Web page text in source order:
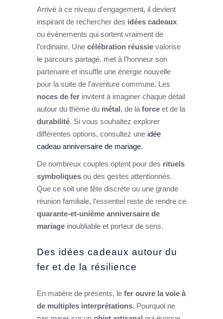
Arrivé à ce niveau d’engagement, il devient
inspirant de rechercher des idées cadeaux
ou évènements qui sortent vraiment de
l’ordinaire. Une célébration réussie valorise
le parcours partagé, met à l’honneur son
partenaire et insuffle une énergie nouvelle
pour la suite de l’aventure commune. Les
noces de fer invitent à imaginer chaque détail
autour du thème du métal , de laforce et de la
durabilité. Si vous souhaitez explorer
différentes options, consultez une idée
cadeau anniversaire de mariage.
De nombreux couples optent pour des rituels
symboliques ou des gestes attentionnés.
Que ce soit une fête discrète ou une grande
réunion familiale, l’essentiel reste de rendre ce
quarante-et-unième anniversaire de
mariage inoubliable et porteur de sens.
Des idées cadeaux autour du
fer et de la résilience
En matière de présents, le fer ouvre la voie à
de multiples interprétations. Pourquoi ne